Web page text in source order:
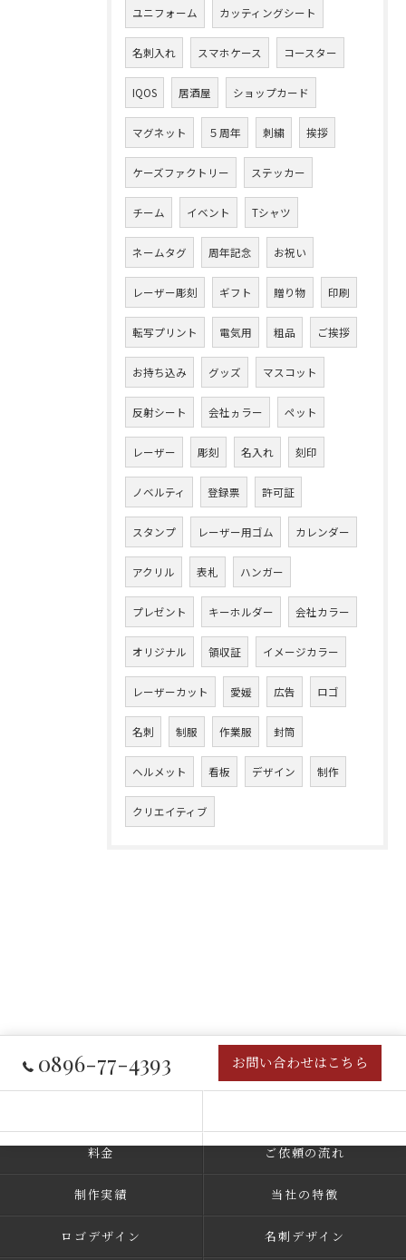
ユニフォーム カッティングシート
名刺入れ スマホケース コースター
IQOS 居酒屋 ショップカード
マグネット ５周年 刺繍 挨拶
ケーズファクトリー ステッカー
チーム イベント Tシャツ
ネームタグ 周年記念 お祝い
レーザー彫刻 ギフト 贈り物 印刷
転写プリント 電気用 粗品 ご挨拶
お持ち込み グッズ マスコット
反射シート 会社ヵラー ペット
レーザー 彫刻 名入れ 刻印
ノベルティ 登録票 許可証
スタンプ レーザー用ゴム カレンダー
アクリル 表札 ハンガー
プレゼント キーホルダー 会社カラー
オリジナル 領収証 イメージカラー
レーザーカット 愛媛 広告 ロゴ
名刺 制服 作業服 封筒
ヘルメット 看板 デザイン 制作
クリエイティブ
0896-77-4393 お問い合わせはこちら
料金 ご依頼の流れ
制作実績 当社の特徴
ロゴデザイン 名刺デザイン